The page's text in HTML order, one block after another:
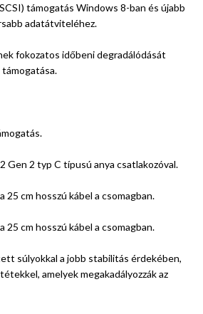
támogatás Windows 8-ban és újabb
adatátviteléhez.
fokozatos időbeni degradálódását
Gen 2 typ C típusú anya csatlakozóval.
25 cm hosszú kábel a csomagban.
25 cm hosszú kábel a csomagban.
súlyokkal a jobb stabilitás érdekében,
amelyek megakadályozzák az